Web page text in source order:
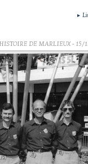
►
DE MARLIEUX- 15/